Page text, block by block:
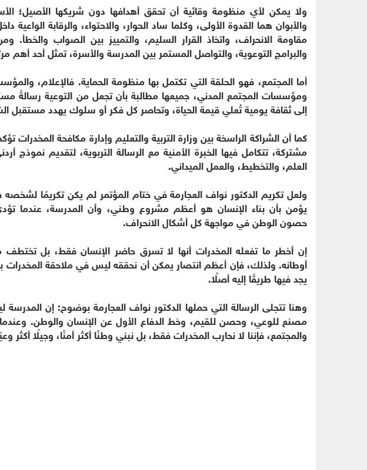
ولا يمكن لأي منظومة وقائية أن تحقق أهدافها دون شريكها الأصيل؛
والأبوان هما القدوة الأولى، وكلما ساد الحوار، والاحتواء، والرقابة الواعية
مقاومة الانحراف، واتخاذ القرار السليم، والتمييز بين الصواب والخطأ.
والبرامج التوعوية، والتواصل المستمر بين المدرسة والأسرة، تمثل أحد أهم
أما المجتمع، فهو الحلقة التي تكتمل بها منظومة الحماية. فالإعلام،
ومؤسسات المجتمع المدني، جميعها مطالبة بأن تجعل من التوعية رسالةً
إلى ثقافة يومية تُعلي قيمة الحياة، وتحاصر كل فكر أو سلوك يهدد مستقبل
كما أن الشراكة الراسخة بين وزارة التربية والتعليم وإدارة مكافحة المخدرات
مشتركة، تتكامل فيها الخبرة الأمنية مع الرسالة التربوية، لتقديم نموذج
العلم، والتخطيط، والعمل الميداني.
ولعل تكريم الدكتور نواف العجارمة في ختام المؤتمر لم يكن تكريمًا
يؤمن بأن بناء الإنسان هو أعظم مشروع وطني، وأن المدرسة، عندما
حصون الوطن في مواجهة كل أشكال الانحراف.
إن أخطر ما تفعله المخدرات أنها لا تسرق حاضر الإنسان فقط، بل
أوطانه. ولذلك، فإن أعظم انتصار يمكن أن نحققه ليس في ملاحقة المخدرات
يجد فيها طريقًا إليه أصلًا.
وهنا تتجلى الرسالة التي حملها الدكتور نواف العجارمة بوضوح: إن
مصنع للوعي، وحصن للقيم، وخط الدفاع الأول عن الإنسان والوطن.
والمجتمع، فإننا لا نحارب المخدرات فقط، بل نبني وطنًا أكثر أمنًا، وجيلًا أكثر